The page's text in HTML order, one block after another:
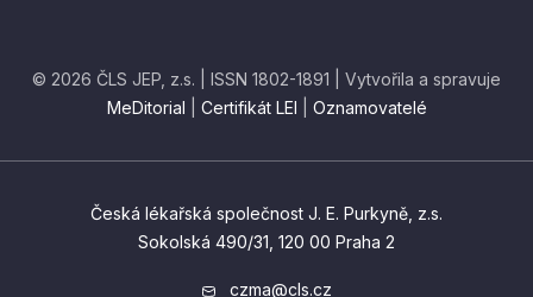
© 2026 ČLS JEP, z.s. | ISSN 1802-1891 | Vytvořila a spravuje
MeDitorial
Certifikát LEI Oznamovatelé
Česká lékařská společnost J. E. Purkyně, z.s.
Sokolská 490/31, 120 00 Praha 2
czma@cls.cz